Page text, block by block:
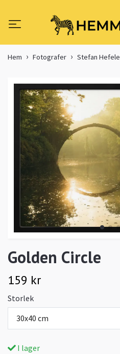
Hem Fotografer Stefan Hefele
Golden Circle
159 kr
Storlek
30x40 cm
I lager